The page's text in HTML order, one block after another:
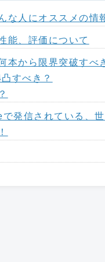
な人にオススメの情
能、評価について
本から限界突破すべ
すべき？
発信されている、